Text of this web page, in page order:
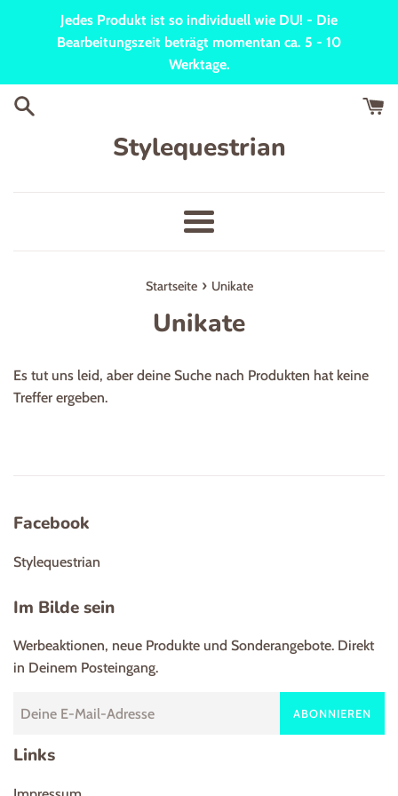
Jedes Produkt ist so individuell wie DU! - Die
Bearbeitungszeit beträgt momentan ca. 5 - 10
Werktage.
Stylequestrian
Menü
Startseite › Unikate
Unikate
Es tut uns leid, aber deine Suche nach Produkten hat keine
Treffer ergeben.
Facebook
Stylequestrian
Im Bilde sein
Werbeaktionen, neue Produkte und Sonderangebote. Direkt
in Deinem Posteingang.
ABONNIEREN
Links